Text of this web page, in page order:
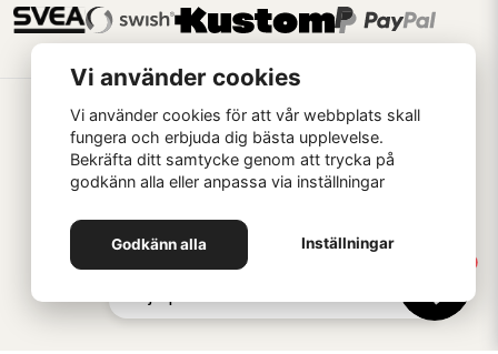
Handla som
Vi använder cookies
Vi använder cookies för att vår webbplats skall
fungera och erbjuda dig bästa upplevelse.
Bekräfta ditt samtycke genom att trycka på
godkänn alla eller anpassa via inställningar
Godkänn alla Inställningar
Hej 👋 Skriv här om du vill ha